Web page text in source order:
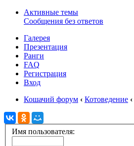
Активные темы
Сообщения без ответов
Галерея
Презентация
Ранги
FAQ
Регистрация
Вход
Кошачий форум ‹ Котоведение ‹
Имя пользователя: